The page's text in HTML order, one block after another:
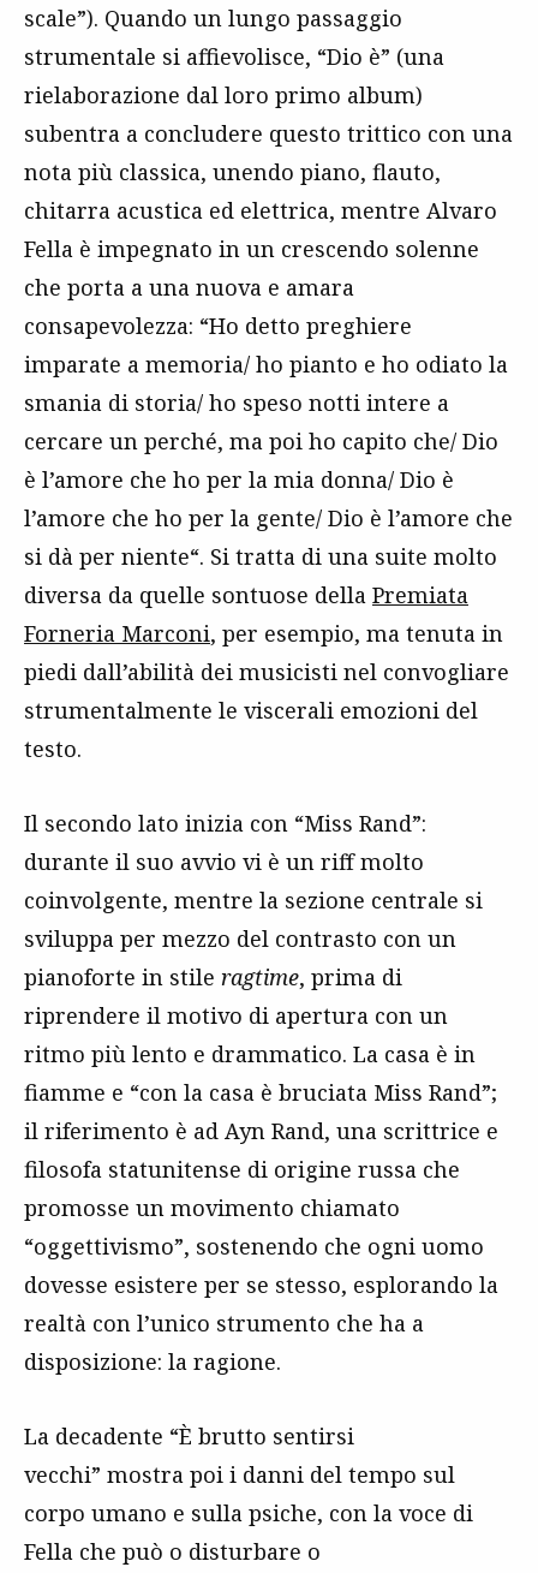
scale”). Quando un lungo passaggio
strumentale si affievolisce, “Dio è” (una
rielaborazione dal loro primo album)
subentra a concludere questo trittico con una
nota più classica, unendo piano, flauto,
chitarra acustica ed elettrica, mentre Alvaro
Fella è impegnato in un crescendo solenne
che porta a una nuova e amara
consapevolezza: “Ho detto preghiere
imparate a memoria/ ho pianto e ho odiato la
smania di storia/ ho speso notti intere a
cercare un perché, ma poi ho capito che/ Dio
è l’amore che ho per la mia donna/ Dio è
l’amore che ho per la gente/ Dio è l’amore che
si dà per niente“. Si tratta di una suite molto
diversa da quelle sontuose della Premiata
Forneria Marconi, per esempio, ma tenuta in
piedi dall’abilità dei musicisti nel convogliare
strumentalmente le viscerali emozioni del
testo.
Il secondo lato inizia con “Miss Rand”:
durante il suo avvio vi è un riff molto
coinvolgente, mentre la sezione centrale si
sviluppa per mezzo del contrasto con un
pianoforte in stile ragtime, prima di
riprendere il motivo di apertura con un
ritmo più lento e drammatico. La casa è in
fiamme e “con la casa è bruciata Miss Rand”;
il riferimento è ad Ayn Rand, una scrittrice e
filosofa statunitense di origine russa che
promosse un movimento chiamato
“oggettivismo”, sostenendo che ogni uomo
dovesse esistere per se stesso, esplorando la
realtà con l’unico strumento che ha a
disposizione: la ragione.
La decadente “È brutto sentirsi
vecchi” mostra poi i danni del tempo sul
corpo umano e sulla psiche, con la voce di
Fella che può o disturbare o